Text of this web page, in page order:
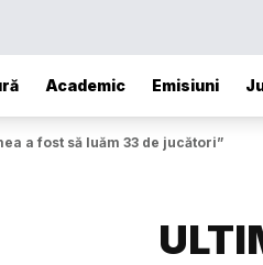
Academic Emisiuni
a fost să luăm 33 de jucători”